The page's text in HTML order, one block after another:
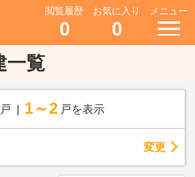
閲覧履歴
0
お気に入り
0
メニュー
一覧
戸 1～2 戸を表示
変更